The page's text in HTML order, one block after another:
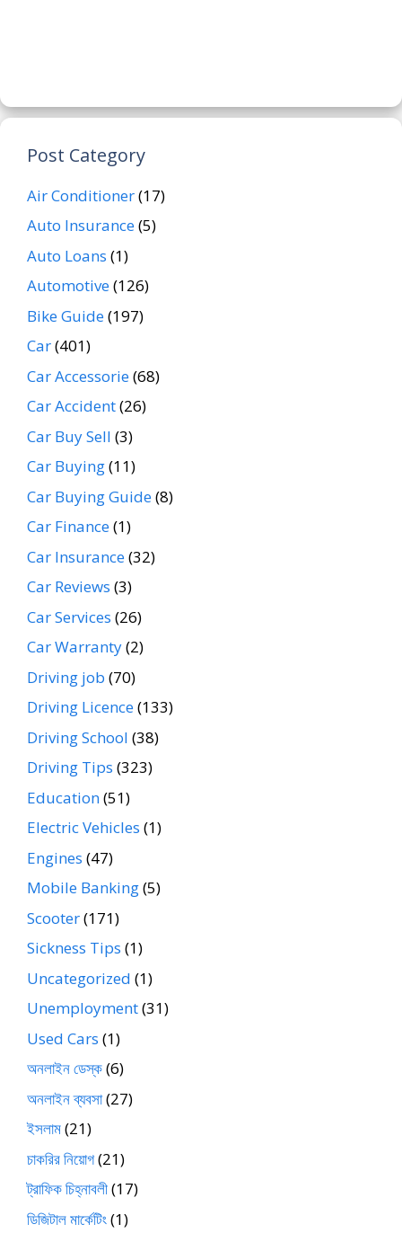
Post Category
Air Conditioner(17)
Auto Insurance(5)
Auto Loans (1)
Automotive(126)
Bike Guide(197)
Car(401)
Car Accessorie(68)
Car Accident(26)
Car Buy Sell (3)
Car Buying(11)
Car Buying Guide(8)
Car Finance(1)
Car Insurance(32)
Car Reviews (3)
Car Services (26)
Car Warranty(2)
Driving job (70)
Driving Licence(133)
Driving School (38)
Driving Tips (323)
Education(51)
Electric Vehicles (1)
Engines (47)
Mobile Banking(5)
Scooter(171)
Sickness Tips (1)
Uncategorized (1)
Unemployment(31)
Used Cars (1)
অনলাইন ডেস্ক(6)
অনলাইন ব্যবসা(27)
ইসলাম(21)
চাকরির নিয়োগ(21)
ট্রাফিক চিহ্নাবলী(17)
ডিজিটাল মার্কেটিং(1)